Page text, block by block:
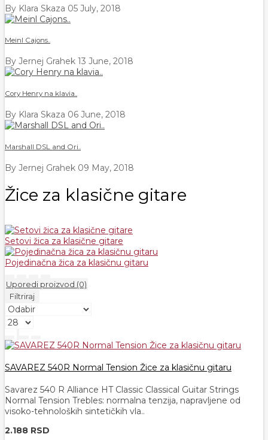
By Klara Skaza 05 July, 2018
Meinl Cajons..
By Jernej Grahek 13 June, 2018
Cory Henry na klavia..
By Klara Skaza 06 June, 2018
Marshall DSL and Ori..
By Jernej Grahek 09 May, 2018
Žice za klasične gitare
Setovi žica za klasične gitare
Pojedinačna žica za klasičnu gitaru
Uporedi proizvod (0)
Filtriraj
SAVAREZ 540R Normal Tension Žice za klasičnu gitaru
Savarez 540 R Alliance HT Classic Classical Guitar Strings
Normal Tension Trebles: normalna tenzija, napravljene od
visoko-tehnoloških sintetičkih vla..
2.188 RSD